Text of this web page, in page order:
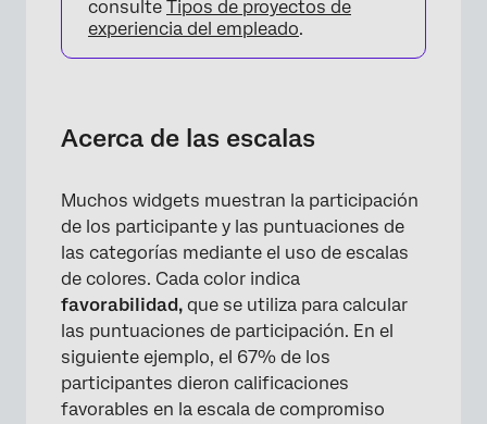
Mensajes de error y solución de problemas
consulte Tipos de proyectos de
experiencia del empleado.
Acerca de las escalas
Muchos widgets muestran la participación
de los participante y las puntuaciones de
las categorías mediante el uso de escalas
de colores. Cada color indica
favorabilidad, que se utiliza para calcular
las puntuaciones de participación. En el
siguiente ejemplo, el 67% de los
participantes dieron calificaciones
favorables en la escala de compromiso